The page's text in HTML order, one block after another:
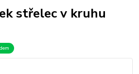
střelec v kruhu